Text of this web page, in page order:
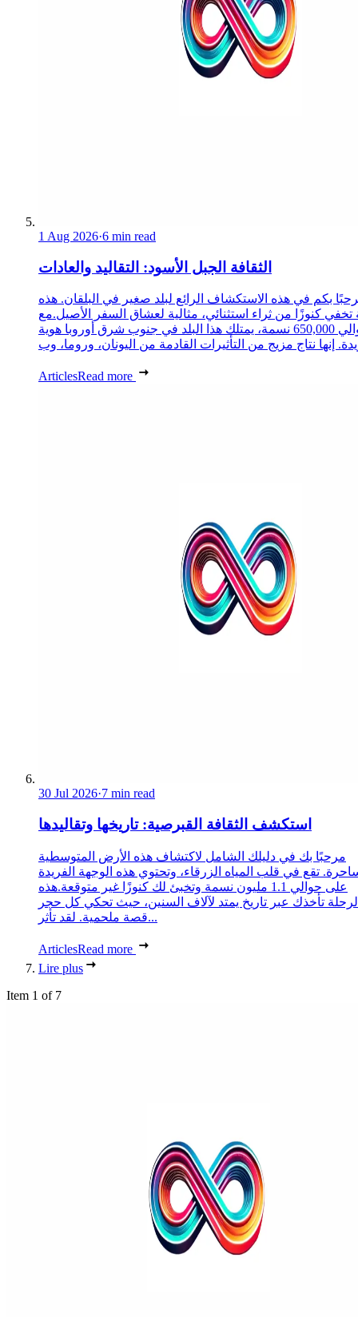
1 Aug 2026·6 min read
الثقافة الجبل الأسود: التقاليد والعادات
بكم في هذه الاستكشاف الرائع لبلد صغير في البلقان. هذه
تخفي كنوزًا من ثراء استثنائي، مثالية لعشاق السفر الأصيل.مع
حوالي 650,000 نسمة، يمتلك هذا البلد في جنوب شرق أوروبا هوية
ArticlesRead more
30 Jul 2026·7 min read
استكشف الثقافة القبرصية: تاريخها وتقاليدها
مرحبًا بك في دليلك الشامل لاكتشاف هذه الأرض المتوسطية
تقع في قلب المياه الزرقاء، وتحتوي هذه الوجهة الفريدة
على حوالي 1.1 مليون نسمة وتخبئ لك كنوزًا غير متوقعة.هذه
تأخذك عبر تاريخ يمتد لآلاف السنين، حيث تحكي كل حجر
قصة ملحمية. لقد تأثر...
ArticlesRead more
Lire plus
Item 1 of 7